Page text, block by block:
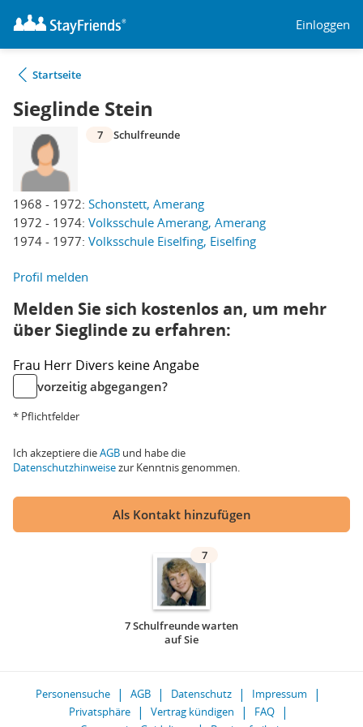
Einloggen
Startseite
Sieglinde Stein
1968 - 1972: Schonstett, Amerang
1972 - 1974: Volksschule Amerang, Amerang
1974 - 1977: Volksschule Eiselfing, Eiselfing
7 Schulfreunde
Profil melden
Melden Sie sich kostenlos an, um mehr
über Sieglinde zu erfahren:
Frau Herr Divers keine Angabe
vorzeitig abgegangen?
* Pflichtfelder
Ich akzeptiere dieAGB und habe die
Datenschutzhinweisezur Kenntnis genommen.
Als Kontakt hinzufügen
7
7 Schulfreunde warten
auf Sie
Personensuche AGB Datenschutz
Impressum
Privatsphäre
Vertrag kündigen
FAQ